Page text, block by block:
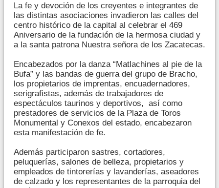
La fe y devoción de los creyentes e integrantes de
las distintas asociaciones invadieron las calles del
centro histórico de la capital al celebrar el 469
Aniversario de la fundación de la hermosa ciudad y
a la santa patrona Nuestra señora de los Zacatecas.
Encabezados por la danza “Matlachines al pie de la
Bufa” y las bandas de guerra del grupo de Bracho,
los propietarios de imprentas, encuadernadores,
serigrafistas, además de trabajadores de
espectáculos taurinos y deportivos, así como
prestadores de servicios de la Plaza de Toros
Monumental y Conexos del estado, encabezaron
esta manifestación de fe.
Además participaron sastres, cortadores,
peluquerías, salones de belleza, propietarios y
empleados de tintorerías y lavanderías, aseadores
de calzado y los representantes de la parroquia del